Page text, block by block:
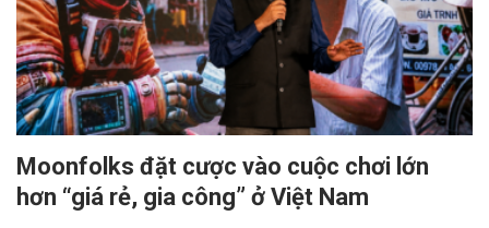
Moonfolks đặt cược vào cuộc chơi lớn
hơn “giá rẻ, gia công” ở Việt Nam